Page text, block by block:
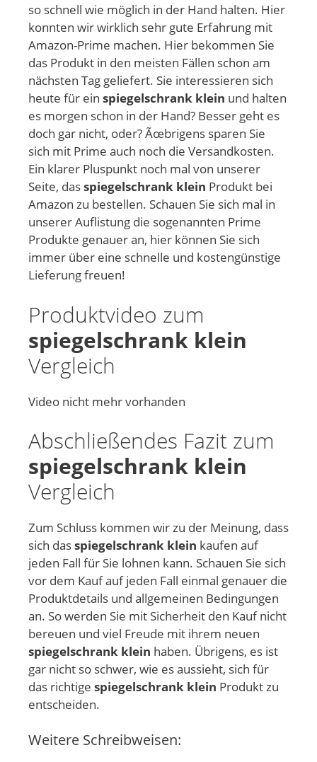
so schnell wie möglich in der Hand halten. Hier
konnten wir wirklich sehr gute Erfahrung mit
Amazon-Prime machen. Hier bekommen Sie
das Produkt in den meisten Fällen schon am
nächsten Tag geliefert. Sie interessieren sich
heute für ein spiegelschrank klein und halten
es morgen schon in der Hand? Besser geht es
doch gar nicht, oder? Ãœbrigens sparen Sie
sich mit Prime auch noch die Versandkosten.
Ein klarer Pluspunkt noch mal von unserer
Seite, dasspiegelschrank klein Produkt bei
Amazon zu bestellen. Schauen Sie sich mal in
unserer Auflistung die sogenannten Prime
Produkte genauer an, hier können Sie sich
immer über eine schnelle und kostengünstige
Lieferung freuen!
Produktvideo zum
spiegelschrank klein
Vergleich
Video nicht mehr vorhanden
Abschließendes Fazit zum
spiegelschrank klein
Vergleich
Zum Schluss kommen wir zu der Meinung, dass
sich dasspiegelschrank klein kaufen auf
jeden Fall für Sie lohnen kann. Schauen Sie sich
vor dem Kauf auf jeden Fall einmal genauer die
Produktdetails und allgemeinen Bedingungen
an. So werden Sie mit Sicherheit den Kauf nicht
bereuen und viel Freude mit ihrem neuen
spiegelschrank klein haben. Übrigens, es ist
gar nicht so schwer, wie es aussieht, sich für
das richtige spiegelschrank klein Produkt zu
entscheiden.
Weitere Schreibweisen: